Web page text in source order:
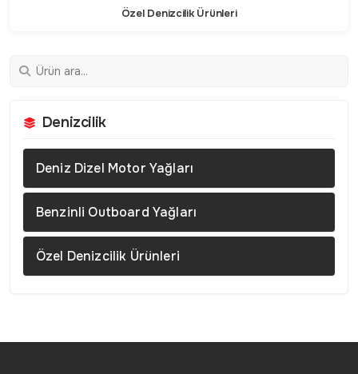
Özel Denizcilik Ürünleri
Denizcilik
Deniz Dizel Motor Yağları
Benzinli Outboard Yağları
Özel Denizcilik Ürünleri